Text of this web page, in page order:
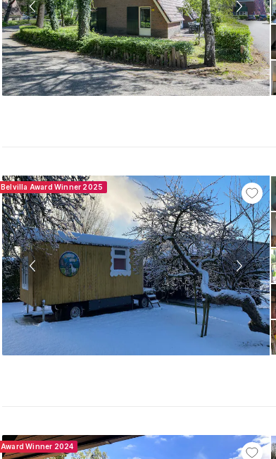
Belvilla Award Winner 2025
Award Winner 2024